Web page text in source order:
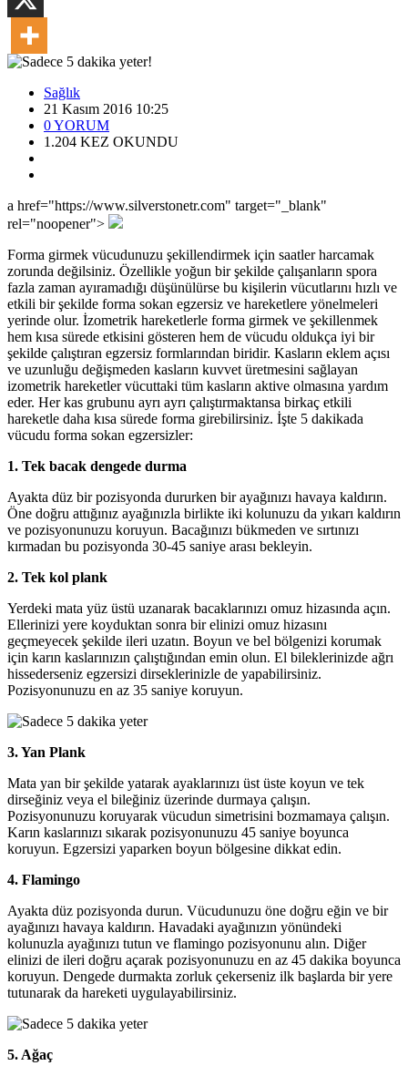
Sağlık
21 Kasım 2016 10:25
0YORUM
1.204 KEZ OKUNDU
a href="https://www.silverstonetr.com" target="_blank"
rel="noopener">
Forma girmek vücudunuzu şekillendirmek için saatler harcamak
zorunda değilsiniz. Özellikle yoğun bir şekilde çalışanların spora
fazla zaman ayıramadığı düşünülürse bu kişilerin vücutlarını hızlı ve
etkili bir şekilde forma sokan egzersiz ve hareketlere yönelmeleri
yerinde olur. İzometrik hareketlerle forma girmek ve şekillenmek
hem kısa sürede etkisini gösteren hem de vücudu oldukça iyi bir
şekilde çalıştıran egzersiz formlarından biridir. Kasların eklem açısı
ve uzunluğu değişmeden kasların kuvvet üretmesini sağlayan
izometrik hareketler vücuttaki tüm kasların aktive olmasına yardım
eder. Her kas grubunu ayrı ayrı çalıştırmaktansa birkaç etkili
hareketle daha kısa sürede forma girebilirsiniz. İşte 5 dakikada
vücudu forma sokan egzersizler:
1. Tek bacak dengede durma
Ayakta düz bir pozisyonda dururken bir ayağınızı havaya kaldırın.
Öne doğru attığınız ayağınızla birlikte iki kolunuzu da yıkarı kaldırın
ve pozisyonunuzu koruyun. Bacağınızı bükmeden ve sırtınızı
kırmadan bu pozisyonda 30-45 saniye arası bekleyin.
2. Tek kol plank
Yerdeki mata yüz üstü uzanarak bacaklarınızı omuz hizasında açın.
Ellerinizi yere koyduktan sonra bir elinizi omuz hizasını
geçmeyecek şekilde ileri uzatın. Boyun ve bel bölgenizi korumak
için karın kaslarınızın çalıştığından emin olun. El bileklerinizde ağrı
hissederseniz egzersizi dirseklerinizle de yapabilirsiniz.
Pozisyonunuzu en az 35 saniye koruyun.
3. Yan Plank
Mata yan bir şekilde yatarak ayaklarınızı üst üste koyun ve tek
dirseğiniz veya el bileğiniz üzerinde durmaya çalışın.
Pozisyonunuzu koruyarak vücudun simetrisini bozmamaya çalışın.
Karın kaslarınızı sıkarak pozisyonunuzu 45 saniye boyunca
koruyun. Egzersizi yaparken boyun bölgesine dikkat edin.
4. Flamingo
Ayakta düz pozisyonda durun. Vücudunuzu öne doğru eğin ve bir
ayağınızı havaya kaldırın. Havadaki ayağınızın yönündeki
kolunuzla ayağınızı tutun ve flamingo pozisyonunu alın. Diğer
elinizi de ileri doğru açarak pozisyonunuzu en az 45 dakika boyunca
koruyun. Dengede durmakta zorluk çekerseniz ilk başlarda bir yere
tutunarak da hareketi uygulayabilirsiniz.
5. Ağaç